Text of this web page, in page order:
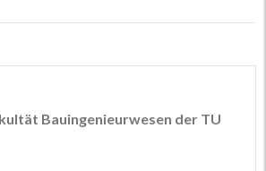
Bauingenieurwesen der TU